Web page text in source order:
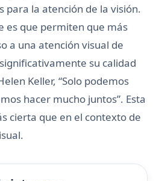
para la atención de la visión.
es que permiten que más
a una atención visual de
su calidad
Keller, “Solo podemos
hacer mucho juntos”. Esta
cierta que en el contexto de